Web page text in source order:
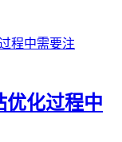
优化过程中